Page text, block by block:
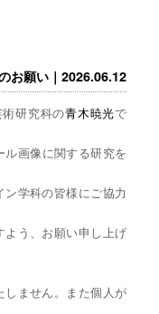
お願い｜2026.06.12
研究科の青木暁光で
画像に関する研究を
学科の皆様にご協力
う、お願い申し上げ
ません。また個人が